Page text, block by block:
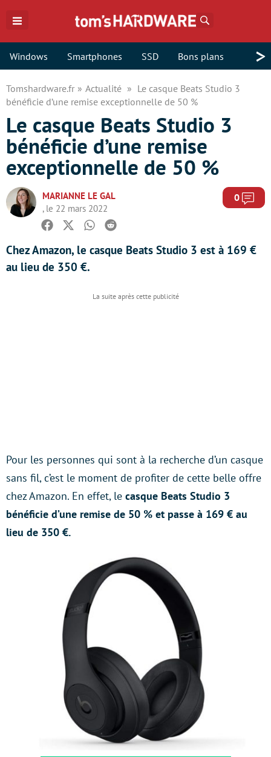
Windows Smartphones SSD Bons plans >
Tomshardware.fr Actualité
Le casque Beats Studio 3
bénéficie d’une remise exceptionnelle de 50 %
Le casque Beats Studio 3
bénéficie d’une remise
exceptionnelle de 50 %
MARIANNE LE GAL
, le 22 mars 2022
0
Facebook
TwitterWhatsapp
Reddit
Chez Amazon, le casque Beats Studio 3 est à 169 €
au lieu de 350 €.
Pour les personnes qui sont à la recherche d’un casque
sans fil, c’est le moment de profiter de cette belle offre
chez Amazon. En effet, le casque Beats Studio 3
bénéficie d’une remise de 50 % et passe à 169 € au
lieu de 350 €.